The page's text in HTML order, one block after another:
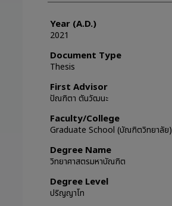
Year (A.D.)
2021
Document Type
Thesis
First Advisor
ปัณฑิตา ตันวัฒนะ
Faculty/College
Graduate School (บัณฑิตวิทยาลัย)
Degree Name
วิทยาศาสตรมหาบัณฑิต
Degree Level
ปริญญาโท